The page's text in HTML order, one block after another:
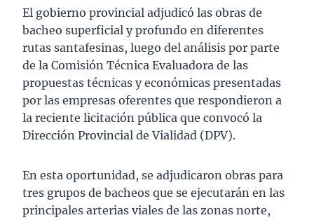
El gobierno provincial adjudicó las obras de
bacheo superficial y profundo en diferentes
rutas santafesinas, luego del análisis por parte
de la Comisión Técnica Evaluadora de las
propuestas técnicas y económicas presentadas
por las empresas oferentes que respondieron a
la reciente licitación pública que convocó la
Dirección Provincial de Vialidad (DPV).
En esta oportunidad, se adjudicaron obras para
tres grupos de bacheos que se ejecutarán en las
principales arterias viales de las zonas norte,